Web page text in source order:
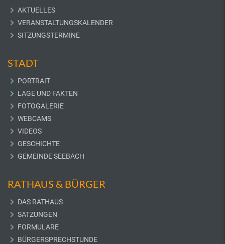
AKTUELLES
VERANSTALTUNGSKALENDER
SITZUNGSTERMINE
STADT
PORTRAIT
LAGE UND FAKTEN
FOTOGALERIE
WEBCAMS
VIDEOS
GESCHICHTE
GEMEINDE SEEBACH
RATHAUS & BÜRGER
DAS RATHAUS
SATZUNGEN
FORMULARE
BÜRGERSPRECHSTUNDE